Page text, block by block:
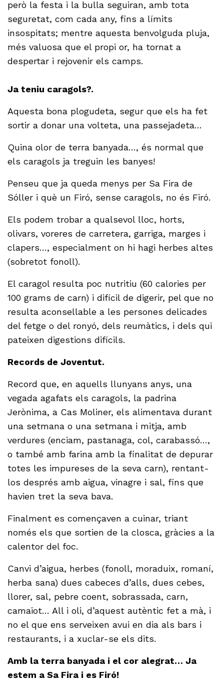
però la festa i la bulla seguiran, amb tota
seguretat, com cada any, fins a límits
insospitats; mentre aquesta benvolguda pluja,
més valuosa que el propi or, ha tornat a
despertar i rejovenir els camps.
Ja teniu caragols?.
Aquesta bona plogudeta, segur que els ha fet
sortir a donar una volteta, una passejadeta…
Quina olor de terra banyada…, és normal que
els caragols ja treguin les banyes!
Penseu que ja queda menys per Sa Fira de
Sóller i què un Firó, sense caragols, no és Firó.
Els podem trobar a qualsevol lloc, horts,
olivars, voreres de carretera, garriga, marges i
clapers…, especialment on hi hagi herbes altes
(sobretot fonoll).
El caragol resulta poc nutritiu (60 calories per
100 grams de carn) i difícil de digerir, pel que no
resulta aconsellable a les persones delicades
del fetge o del ronyó, dels reumàtics, i dels qui
pateixen digestions difícils.
Records de Joventut.
Record que, en aquells llunyans anys, una
vegada agafats els caragols, la padrina
Jerònima, a Cas Moliner, els alimentava durant
una setmana o una setmana i mitja, amb
verdures (enciam, pastanaga, col, carabassó…,
o també amb farina amb la finalitat de depurar
totes les impureses de la seva carn), rentant-
los després amb aigua, vinagre i sal, fins que
havien tret la seva bava.
Finalment es començaven a cuinar, triant
només els que sortien de la closca, gràcies a la
calentor del foc.
Canvi d’aigua, herbes (fonoll, moraduix, romaní,
herba sana) dues cabeces d’alls, dues cebes,
llorer, sal, pebre coent, sobrassada, carn,
camaiot… All i oli, d’aquest autèntic fet a mà, i
no el que ens serveixen avui en dia als bars i
restaurants, i a xuclar-se els dits.
Amb la terra banyada i el cor alegrat… Ja
estem a Sa Fira i es Firó!